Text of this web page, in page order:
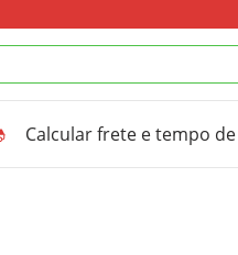
Calcular frete e tempo